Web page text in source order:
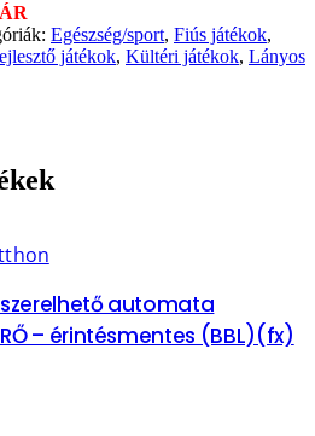
Egészség/sport, Fiús játékok,
játékok, Kültéri játékok, Lányos
automata
– érintésmentes (BBL)(fx)